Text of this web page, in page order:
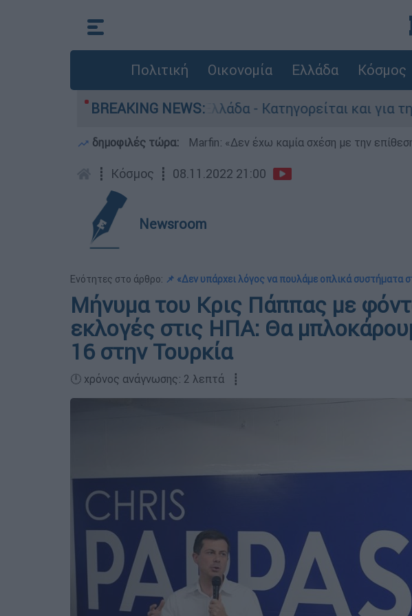
Πολιτική Οικονομία Ελλάδα Κόσμος
BREAKING NEWS:
ανθρωποκτονίες στην Ελλάδα - Κατηγορείται και για την
δημοφιλές τώρα: Marfin: «Δεν έχω καμία σχέση με την
┋ Κόσμος ┋ 08.11.2022 21:00
Newsroom
Ενότητες στο άρθρο: 📌 «Δεν υπάρχει λόγος να πουλάμε οπλικά συστήματα
Μήνυμα του Κρις Πάππας με
εκλογές στις ΗΠΑ: Θα
16 στην Τουρκία
🕛 χρόνος ανάγνωσης: 2 λεπτά ┋